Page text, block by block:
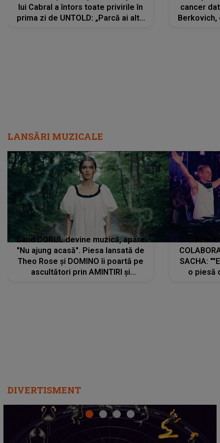
lui Cabral a întors toate privirile în
prima zi de UNTOLD: „Parcă ai altă
cancer
LANSĂRI MUZICALE
Când DORUL devine muzică, apare
"Nu ajung acasă". Piesa lansată de
Theo Rose și DOMINO îi poartă pe
ascultători prin AMINTIRI și
SACHA:
o piesă
DIVERTISMENT